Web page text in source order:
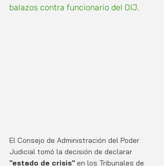
balazos contra funcionario del OIJ.
El Consejo de Administración del Poder
Judicial tomó la decisión de declarar
"estado de crisis" en los Tribunales de